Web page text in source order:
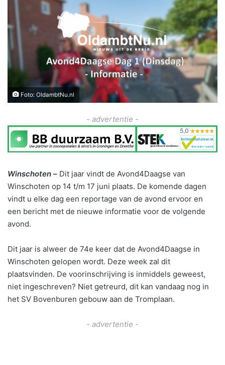
Foto: OldambtNu.nl
- advertentie -
Winschoten – Dit jaar vindt de Avond4Daagse van
Winschoten op 14 t/m 17 juni plaats. De komende dagen
vindt u elke dag een reportage van de avond ervoor en
een bericht met de nieuwe informatie voor de volgende
avond.
Dit jaar is alweer de 74e keer dat de Avond4Daagse in
Winschoten gelopen wordt. Deze week zal dit
plaatsvinden. De voorinschrijving is inmiddels geweest,
niet ingeschreven? Niet getreurd, dit kan vandaag nog in
het SV Bovenburen gebouw aan de Tromplaan.
- advertentie -